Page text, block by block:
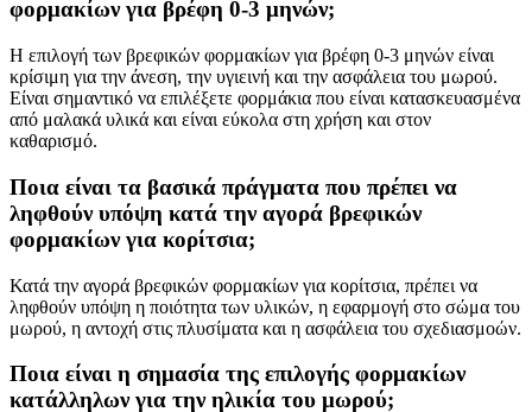
φορμακίων για βρέφη 0-3 μηνών;
Η επιλογή των βρεφικών φορμακίων για βρέφη 0-3 μηνών είναι
κρίσιμη για την άνεση, την υγιεινή και την ασφάλεια του μωρού.
Είναι σημαντικό να επιλέξετε φορμάκια που είναι κατασκευασμένα
από μαλακά υλικά και είναι εύκολα στη χρήση και στον
καθαρισμό.
Ποια είναι τα βασικά πράγματα που πρέπει να
ληφθούν υπόψη κατά την αγορά βρεφικών
φορμακίων για κορίτσια;
Κατά την αγορά βρεφικών φορμακίων για κορίτσια, πρέπει να
ληφθούν υπόψη η ποιότητα των υλικών, η εφαρμογή στο σώμα του
μωρού, η αντοχή στις πλυσίματα και η ασφάλεια του σχεδιασμοών.
Ποια είναι η σημασία της επιλογής φορμακίων
κατάλληλων για την ηλικία του μωρού;